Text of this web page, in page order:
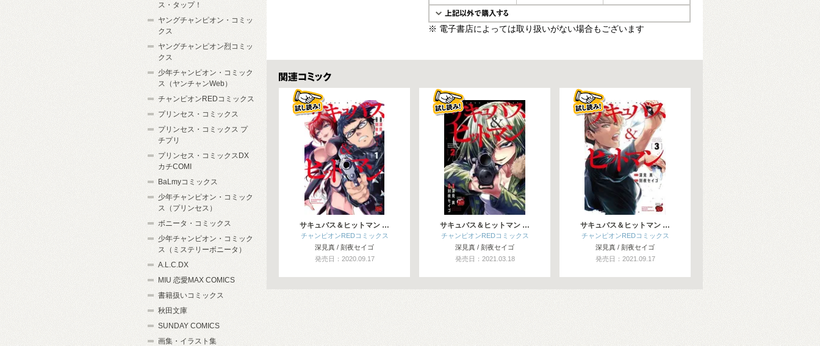
※ 電子書店によっては取り扱いがない場合もございます
関連コミックス
サキュバス＆ヒットマン …
チャンピオンREDコミックス
深見真 / 刻夜セイゴ
発売日：2020.09.17
サキュバス＆ヒットマン …
チャンピオンREDコミックス
深見真 / 刻夜セイゴ
発売日：2021.03.18
サキュバス＆ヒットマン …
チャンピオンREDコミックス
深見真 / 刻夜セイゴ
発売日：2021.09.17
ス・タップ！
ヤングチャンピオン・コミッ
クス
ヤングチャンピオン烈コミッ
クス
少年チャンピオン・コミック
ス（ヤンチャンWeb）
チャンピオンREDコミックス
プリンセス・コミックス
プリンセス・コミックス プ
チプリ
プリンセス・コミックスDX
カチCOMI
BaLmyコミックス
少年チャンピオン・コミック
ス（プリンセス）
ボニータ・コミックス
少年チャンピオン・コミック
ス（ミステリーボニータ）
A.L.C.DX
MIU 恋愛MAX COMICS
書籍扱いコミックス
秋田文庫
SUNDAY COMICS
画集・イラスト集